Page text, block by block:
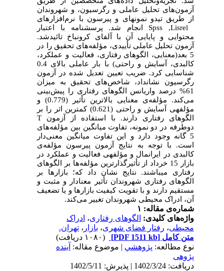
آزمون‌های تحلیل عاملی و رگرسیون، و شهروندان
از طریق تی­دو نمونه­ای و پیرسون با نرم‌افزارهای
Spss ,Lisrel انجام شد. پرسشنامه با اعتبار
محتوایی و پایایی آن با آلفای کرونباخ تائیدشد.
آزمون تحلیل عاملی تأییدی، مؤلفه‌های تحقیق را در
5 بعد(معنایی، الگوهای رفتاری، فعالیت و عملکرد،
کالبدی، آسایش و راحتی) با بار عاملی بالای 0.4
شناسایی کرد. ضریب تعیین تعدیل شده در آزمون
رگرسیون نشان­داد، شاخص‌های تحقیق به میزان
61% درصد واریانس الگوهای رفتاری را پیش‌بینی
می‌کند. مؤلفه‌ی معنایی بالاترین تأثیر (0.779) و
مؤلفه­ی آسایش و راحتی (0.621) کم­ترین اثر را بر
الگوهای رفتاری دارند. با استفاده از آزمون T
دوطرفه در دو نمونه، تفاوت میانگین بین مؤلفه‌های
5 گانه وجود دارد و این تفاوت میانگین معنی‌دار
است. با توجه به نتایج آزمون پیرسون مؤلفه‌ی
کالبدی در ایرانمال و مؤلفه­ی فعالیت و عملکرد در
بازار 15 خرداد از تأثیرگذارترین مؤلفه‌ها بر الگوهای
رفتاری می­باشند. نتایج نشان داد که؛ بازارها بر
الگوهای رفتاری شهروندان تأثیر معنادار و مثبت و
مستقیم دارند و با تقویت کیفیت بازارها و یا تضعیف
آن، ادراک محیطی شهروندان تغییر می‌­کند.
شماره‌ی مقاله: ۱
واژه‌های کلیدی: الگوهای رفتاری، ادراک
محیطی، رفتار فضای شهری، بازار ،تهران.
متن کامل [PDF 1511 kb]
(۱۰۸۰ دریافت)
نوع مطالعه: پژوهشي | موضوع مقاله: آینده
پژوهی
دریافت: 1402/3/24 | پذیرش: 1402/5/11